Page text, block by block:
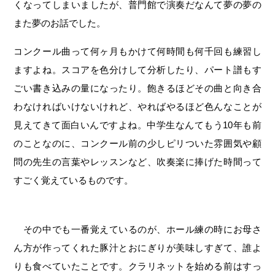
くなってしまいましたが、普門館で演奏だなんて夢の夢の
また夢のお話でした。
コンクール曲って何ヶ月もかけて何時間も何千回も練習し
ますよね。スコアを色分けして分析したり、パート譜もす
ごい書き込みの量になったり。飽きるほどその曲と向き合
わなければいけないけれど、やればやるほど色んなことが
見えてきて面白いんですよね。中学生なんてもう10年も前
のことなのに、コンクール前の少しピリついた雰囲気や顧
問の先生の言葉やレッスンなど、吹奏楽に捧げた時間って
すごく覚えているものです。
その中でも一番覚えているのが、ホール練の時にお母さ
ん方が作ってくれた豚汁とおにぎりが美味しすぎて、誰よ
りも食べていたことです。クラリネットを始める前はすっ